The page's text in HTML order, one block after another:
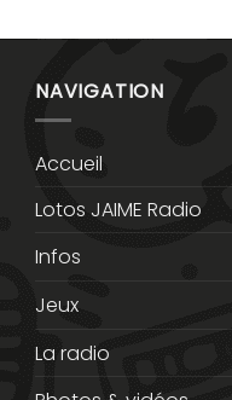
NAVIGATION
Accueil
Lotos JAIME Radio
Infos
Jeux
La radio